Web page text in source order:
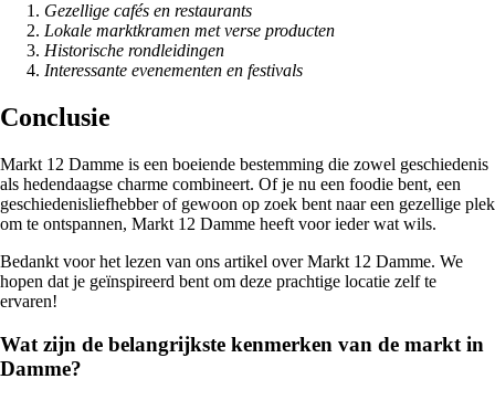
Gezellige cafés en restaurants
Lokale marktkramen met verse producten
Historische rondleidingen
Interessante evenementen en festivals
Conclusie
Markt 12 Damme is een boeiende bestemming die zowel geschiedenis
als hedendaagse charme combineert. Of je nu een foodie bent, een
geschiedenisliefhebber of gewoon op zoek bent naar een gezellige plek
om te ontspannen, Markt 12 Damme heeft voor ieder wat wils.
Bedankt voor het lezen van ons artikel over Markt 12 Damme. We
hopen dat je geïnspireerd bent om deze prachtige locatie zelf te
ervaren!
Wat zijn de belangrijkste kenmerken van de markt in
Damme?